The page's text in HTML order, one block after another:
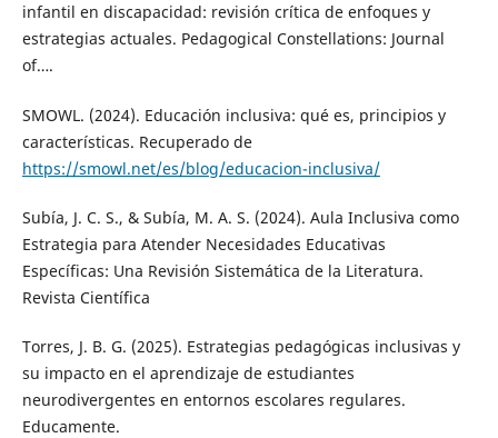
infantil en discapacidad: revisión crítica de enfoques y
estrategias actuales. Pedagogical Constellations: Journal
of….
SMOWL. (2024). Educación inclusiva: qué es, principios y
características. Recuperado de
https://smowl.net/es/blog/educacion-inclusiva/
Subía, J. C. S., & Subía, M. A. S. (2024). Aula Inclusiva como
Estrategia para Atender Necesidades Educativas
Específicas: Una Revisión Sistemática de la Literatura.
Revista Científica
Torres, J. B. G. (2025). Estrategias pedagógicas inclusivas y
su impacto en el aprendizaje de estudiantes
neurodivergentes en entornos escolares regulares.
Educamente.